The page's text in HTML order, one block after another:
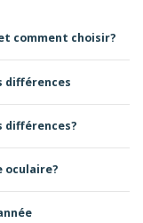
comment choisir?
différences
différences?
oculaire?